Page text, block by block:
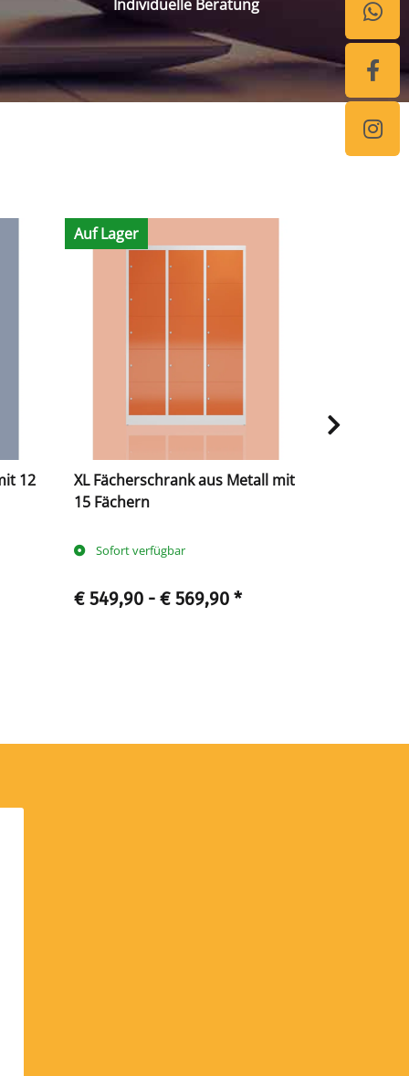
Individuelle Beratung
12
Auf Lager
XL Fächerschrank aus Metall mit
15 Fächern
Sofort verfügbar
€ 549,90 - € 569,90 *